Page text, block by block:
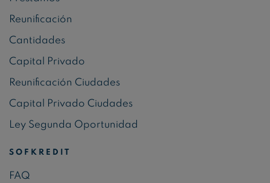
Reunificación
Cantidades
Capital Privado
Reunificación Ciudades
Capital Privado Ciudades
Ley Segunda Oportunidad
SOFKREDIT
FAQ